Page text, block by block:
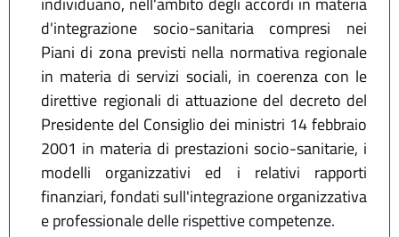
d'integrazione socio-sanitaria compresi nei
Piani di zona previsti nella normativa regionale
in materia di servizi sociali, in coerenza con le
direttive regionali di attuazione del decreto del
Presidente del Consiglio dei ministri 14 febbraio
2001 in materia di prestazioni socio-sanitarie, i
modelli organizzativi ed i relativi rapporti
finanziari, fondati sull'integrazione organizzativa
e professionale delle rispettive competenze.